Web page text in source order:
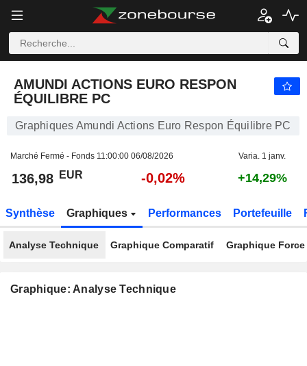
AMUNDI ACTIONS EURO RESPON
ÉQUILIBRE PC
Graphiques Amundi Actions Euro Respon Équilibre PC
Marché Fermé - Fonds 11:00:00 06/08/2026 Varia. 1 janv.
136,98 EUR -0,02% +14,29%
Synthèse Graphiques Performances Portefeuille
Analyse Technique Graphique Comparatif Graphique Force
Graphique: Analyse Technique